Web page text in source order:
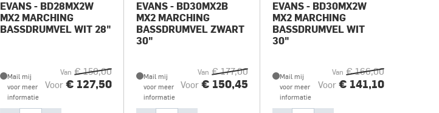
EVANS - BD28MX2W
MX2 MARCHING
BASSDRUMVEL WIT 28"
Mail mij
voor meer
informatie
Van € 150,00
Voor€ 127,50
EVANS - BD30MX2B
MX2 MARCHING
BASSDRUMVEL ZWART
30"
Mail mij
voor meer
informatie
Van € 177,00
Voor€ 150,45
EVANS - BD30MX2W
MX2 MARCHING
BASSDRUMVEL WIT
30"
Mail mij
voor meer
informatie
Van € 166,00
Voor € 141,10